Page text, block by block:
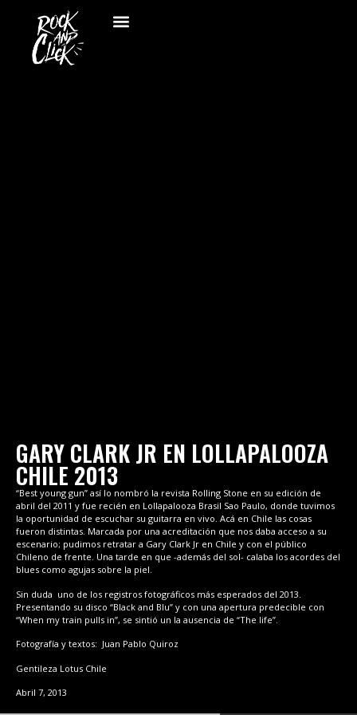
GARY CLARK JR EN LOLLAPALOOZA
CHILE 2013
“Best young gun” así lo nombró la revista Rolling Stone en su edición de
abril del 2011 y fue recién en Lollapalooza Brasil Sao Paulo, donde tuvimos
la oportunidad de escuchar su guitarra en vivo. Acá en Chile las cosas
fueron distintas. Marcada por una acreditación que nos daba acceso a su
escenario; pudimos retratar a Gary Clark Jr en Chile y con el público
Chileno de frente. Una tarde en que -además del sol- calaba los acordes del
blues como agujas sobre la piel.
Sin duda uno de los registros fotográficos más esperados del 2013.
Presentando su disco “Black and Blu” y con una apertura predecible con
“When my train pulls in”, se sintió un la ausencia de “The life”.
Fotografía y textos: Juan Pablo Quiroz
Gentileza Lotus Chile
Abril 7, 2013